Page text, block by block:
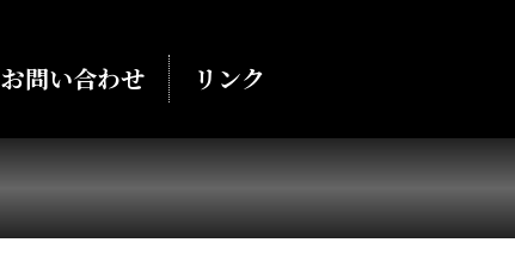
お問い合わせ リンク